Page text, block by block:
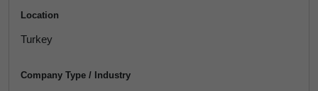
Location
Turkey
Company Type / Industry